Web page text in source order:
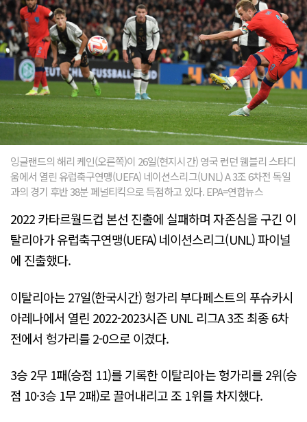
잉글랜드의 해리 케인(오른쪽)이 26일(현지시간) 영국 런던 웸블리 스타디
움에서 열린 유럽축구연맹(UEFA) 네이션스리그(UNL) A 3조 6차전 독일
과의 경기 후반 38분 페널티킥으로 득점하고 있다. EPA=연합뉴스
2022 카타르월드컵 본선 진출에 실패하며 자존심을 구긴 이
탈리아가 유럽축구연맹(UEFA) 네이션스리그(UNL) 파이널
에 진출했다.
이탈리아는 27일(한국시간) 헝가리 부다페스트의 푸슈카시
아레나에서 열린 2022-2023시즌 UNL 리그A 3조 최종 6차
전에서 헝가리를 2-0으로 이겼다.
3승 2무 1패(승점 11)를 기록한 이탈리아는 헝가리를 2위(승
점 10·3승 1무 2패)로 끌어내리고 조 1위를 차지했다.